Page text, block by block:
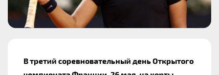
В третий соревновательный день Открытого